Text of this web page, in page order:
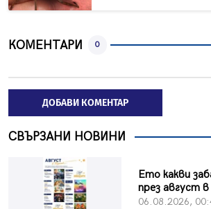
КОМЕНТАРИ 0
ДОБАВИ КОМЕНТАР
СВЪРЗАНИ НОВИНИ
Ето какви
през август
06.08.2026,